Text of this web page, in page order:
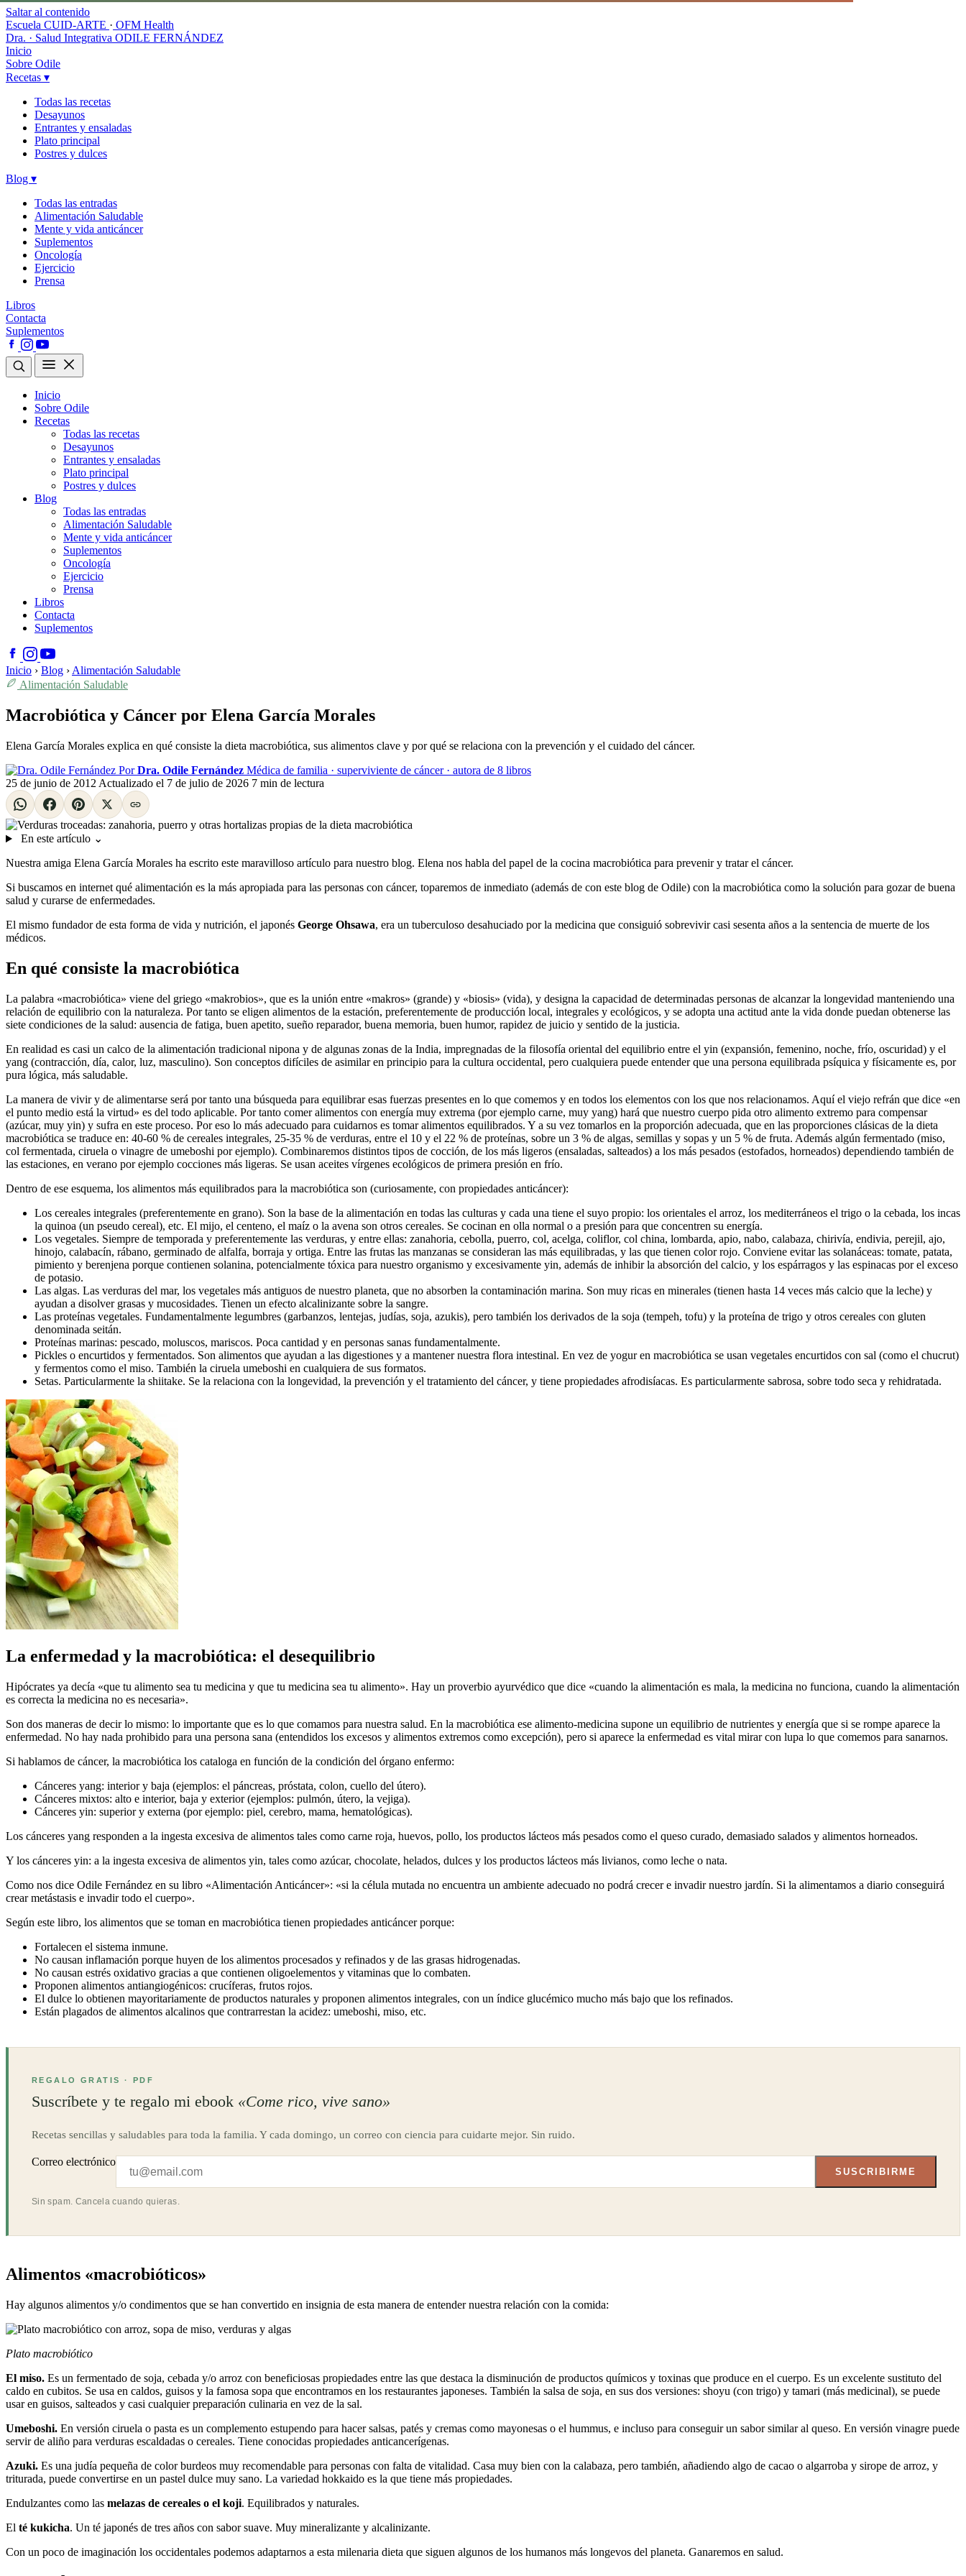
Saltar al contenido
Escuela CUID-ARTE · OFM Health
Dra. · Salud Integrativa ODILE FERNÁNDEZ
Inicio
Sobre Odile
Recetas ▾
Todas las recetas
Desayunos
Entrantes y ensaladas
Plato principal
Postres y dulces
Blog ▾
Todas las entradas
Alimentación Saludable
Mente y vida anticáncer
Suplementos
Oncología
Ejercicio
Prensa
Libros
Contacta
Suplementos
Inicio
Sobre Odile
Recetas
Todas las recetas
Desayunos
Entrantes y ensaladas
Plato principal
Postres y dulces
Blog
Todas las entradas
Alimentación Saludable
Mente y vida anticáncer
Suplementos
Oncología
Ejercicio
Prensa
Libros
Contacta
Suplementos
Inicio › Blog › Alimentación Saludable
Alimentación Saludable
Macrobiótica y Cáncer por Elena García Morales
Elena García Morales explica en qué consiste la dieta macrobiótica, sus alimentos clave y por qué se relaciona con la prevención y el cuidado del cáncer.
Por Dra. Odile Fernández Médica de familia · superviviente de cáncer · autora de 8 libros
25 de junio de 2012 Actualizado el 7 de julio de 2026 7 min de lectura
En este artículo ⌄
Nuestra amiga Elena García Morales ha escrito este maravilloso artículo para nuestro blog. Elena nos habla del papel de la cocina macrobiótica para prevenir y tratar el cáncer.
Si buscamos en internet qué alimentación es la más apropiada para las personas con cáncer, toparemos de inmediato (además de con este blog de Odile) con la macrobiótica como la solución para gozar de buena
salud y curarse de enfermedades.
El mismo fundador de esta forma de vida y nutrición, el japonés George Ohsawa, era un tuberculoso desahuciado por la medicina que consiguió sobrevivir casi sesenta años a la sentencia de muerte de los
médicos.
En qué consiste la macrobiótica
La palabra «macrobiótica» viene del griego «makrobios», que es la unión entre «makros» (grande) y «biosis» (vida), y designa la capacidad de determinadas personas de alcanzar la longevidad manteniendo una
relación de equilibrio con la naturaleza. Por tanto se eligen alimentos de la estación, preferentemente de producción local, integrales y ecológicos, y se adopta una actitud ante la vida donde puedan obtenerse las
siete condiciones de la salud: ausencia de fatiga, buen apetito, sueño reparador, buena memoria, buen humor, rapidez de juicio y sentido de la justicia.
En realidad es casi un calco de la alimentación tradicional nipona y de algunas zonas de la India, impregnadas de la filosofía oriental del equilibrio entre el yin (expansión, femenino, noche, frío, oscuridad) y el
yang (contracción, día, calor, luz, masculino). Son conceptos difíciles de asimilar en principio para la cultura occidental, pero cualquiera puede entender que una persona equilibrada psíquica y físicamente es, por
pura lógica, más saludable.
La manera de vivir y de alimentarse será por tanto una búsqueda para equilibrar esas fuerzas presentes en lo que comemos y en todos los elementos con los que nos relacionamos. Aquí el viejo refrán que dice «en
el punto medio está la virtud» es del todo aplicable. Por tanto comer alimentos con energía muy extrema (por ejemplo carne, muy yang) hará que nuestro cuerpo pida otro alimento extremo para compensar
(azúcar, muy yin) y sufra en este proceso. Por eso lo más adecuado para cuidarnos es tomar alimentos equilibrados. Y a su vez tomarlos en la proporción adecuada, que en las proporciones clásicas de la dieta
macrobiótica se traduce en: 40-60 % de cereales integrales, 25-35 % de verduras, entre el 10 y el 22 % de proteínas, sobre un 3 % de algas, semillas y sopas y un 5 % de fruta. Además algún fermentado (miso,
col fermentada, ciruela o vinagre de umeboshi por ejemplo). Combinaremos distintos tipos de cocción, de los más ligeros (ensaladas, salteados) a los más pesados (estofados, horneados) dependiendo también de
las estaciones, en verano por ejemplo cocciones más ligeras. Se usan aceites vírgenes ecológicos de primera presión en frío.
Dentro de ese esquema, los alimentos más equilibrados para la macrobiótica son (curiosamente, con propiedades anticáncer):
Los cereales integrales (preferentemente en grano). Son la base de la alimentación en todas las culturas y cada una tiene el suyo propio: los orientales el arroz, los mediterráneos el trigo o la cebada, los incas
la quinoa (un pseudo cereal), etc. El mijo, el centeno, el maíz o la avena son otros cereales. Se cocinan en olla normal o a presión para que concentren su energía.
Los vegetales. Siempre de temporada y preferentemente las verduras, y entre ellas: zanahoria, cebolla, puerro, col, acelga, coliflor, col china, lombarda, apio, nabo, calabaza, chirivía, endivia, perejil, ajo,
hinojo, calabacín, rábano, germinado de alfalfa, borraja y ortiga. Entre las frutas las manzanas se consideran las más equilibradas, y las que tienen color rojo. Conviene evitar las solanáceas: tomate, patata,
pimiento y berenjena porque contienen solanina, potencialmente tóxica para nuestro organismo y excesivamente yin, además de inhibir la absorción del calcio, y los espárragos y las espinacas por el exceso
de potasio.
Las algas. Las verduras del mar, los vegetales más antiguos de nuestro planeta, que no absorben la contaminación marina. Son muy ricas en minerales (tienen hasta 14 veces más calcio que la leche) y
ayudan a disolver grasas y mucosidades. Tienen un efecto alcalinizante sobre la sangre.
Las proteínas vegetales. Fundamentalmente legumbres (garbanzos, lentejas, judías, soja, azukis), pero también los derivados de la soja (tempeh, tofu) y la proteína de trigo y otros cereales con gluten
denominada seitán.
Proteínas marinas: pescado, moluscos, mariscos. Poca cantidad y en personas sanas fundamentalmente.
Pickles o encurtidos y fermentados. Son alimentos que ayudan a las digestiones y a mantener nuestra flora intestinal. En vez de yogur en macrobiótica se usan vegetales encurtidos con sal (como el chucrut)
y fermentos como el miso. También la ciruela umeboshi en cualquiera de sus formatos.
Setas. Particularmente la shiitake. Se la relaciona con la longevidad, la prevención y el tratamiento del cáncer, y tiene propiedades afrodisíacas. Es particularmente sabrosa, sobre todo seca y rehidratada.
La enfermedad y la macrobiótica: el desequilibrio
Hipócrates ya decía «que tu alimento sea tu medicina y que tu medicina sea tu alimento». Hay un proverbio ayurvédico que dice «cuando la alimentación es mala, la medicina no funciona, cuando la alimentación
es correcta la medicina no es necesaria».
Son dos maneras de decir lo mismo: lo importante que es lo que comamos para nuestra salud. En la macrobiótica ese alimento-medicina supone un equilibrio de nutrientes y energía que si se rompe aparece la
enfermedad. No hay nada prohibido para una persona sana (entendidos los excesos y alimentos extremos como excepción), pero si aparece la enfermedad es vital mirar con lupa lo que comemos para sanarnos.
Si hablamos de cáncer, la macrobiótica los cataloga en función de la condición del órgano enfermo:
Cánceres yang: interior y baja (ejemplos: el páncreas, próstata, colon, cuello del útero).
Cánceres mixtos: alto e interior, baja y exterior (ejemplos: pulmón, útero, la vejiga).
Cánceres yin: superior y externa (por ejemplo: piel, cerebro, mama, hematológicas).
Los cánceres yang responden a la ingesta excesiva de alimentos tales como carne roja, huevos, pollo, los productos lácteos más pesados como el queso curado, demasiado salados y alimentos horneados.
Y los cánceres yin: a la ingesta excesiva de alimentos yin, tales como azúcar, chocolate, helados, dulces y los productos lácteos más livianos, como leche o nata.
Como nos dice Odile Fernández en su libro «Alimentación Anticáncer»: «si la célula mutada no encuentra un ambiente adecuado no podrá crecer e invadir nuestro jardín. Si la alimentamos a diario conseguirá
crear metástasis e invadir todo el cuerpo».
Según este libro, los alimentos que se toman en macrobiótica tienen propiedades anticáncer porque:
Fortalecen el sistema inmune.
No causan inflamación porque huyen de los alimentos procesados y refinados y de las grasas hidrogenadas.
No causan estrés oxidativo gracias a que contienen oligoelementos y vitaminas que lo combaten.
Proponen alimentos antiangiogénicos: crucíferas, frutos rojos.
El dulce lo obtienen mayoritariamente de productos naturales y proponen alimentos integrales, con un índice glucémico mucho más bajo que los refinados.
Están plagados de alimentos alcalinos que contrarrestan la acidez: umeboshi, miso, etc.
REGALO GRATIS · PDF
Suscríbete y te regalo mi ebook «Come rico, vive sano»
Recetas sencillas y saludables para toda la familia. Y cada domingo, un correo con ciencia para cuidarte mejor. Sin ruido.
Correo electrónico
SUSCRIBIRME
Sin spam. Cancela cuando quieras.
Alimentos «macrobióticos»
Hay algunos alimentos y/o condimentos que se han convertido en insignia de esta manera de entender nuestra relación con la comida:
Plato macrobiótico
El miso. Es un fermentado de soja, cebada y/o arroz con beneficiosas propiedades entre las que destaca la disminución de productos químicos y toxinas que produce en el cuerpo. Es un excelente sustituto del
caldo en cubitos. Se usa en caldos, guisos y la famosa sopa que encontramos en los restaurantes japoneses. También la salsa de soja, en sus dos versiones: shoyu (con trigo) y tamari (más medicinal), se puede
usar en guisos, salteados y casi cualquier preparación culinaria en vez de la sal.
Umeboshi. En versión ciruela o pasta es un complemento estupendo para hacer salsas, patés y cremas como mayonesas o el hummus, e incluso para conseguir un sabor similar al queso. En versión vinagre puede
servir de aliño para verduras escaldadas o cereales. Tiene conocidas propiedades anticancerígenas.
Azuki. Es una judía pequeña de color burdeos muy recomendable para personas con falta de vitalidad. Casa muy bien con la calabaza, pero también, añadiendo algo de cacao o algarroba y sirope de arroz, y
triturada, puede convertirse en un pastel dulce muy sano. La variedad hokkaido es la que tiene más propiedades.
Endulzantes como las melazas de cereales o el koji. Equilibrados y naturales.
El té kukicha. Un té japonés de tres años con sabor suave. Muy mineralizante y alcalinizante.
Con un poco de imaginación los occidentales podemos adaptarnos a esta milenaria dieta que siguen algunos de los humanos más longevos del planeta. Ganaremos en salud.